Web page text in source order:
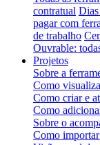
contratual
pagar com
de trabalho
Ouvrable:
Projetos
Sobre a
Como
Como criar e
Como
Sobre o
Como